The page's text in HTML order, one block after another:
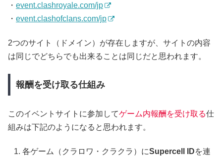
・ event.clashroyale.com/jp
・ event.clashofclans.com/jp
2つのサイト（ドメイン）が存在しますが、サイトの内容
は同じでどちらでも出来ることは同じだと思われます。
報酬を受け取る仕組み
このイベントサイトに参加してゲーム内報酬を受け取る仕
組みは下記のようになると思われます。
各ゲーム（クラロワ・クラクラ）にSupercell IDを連